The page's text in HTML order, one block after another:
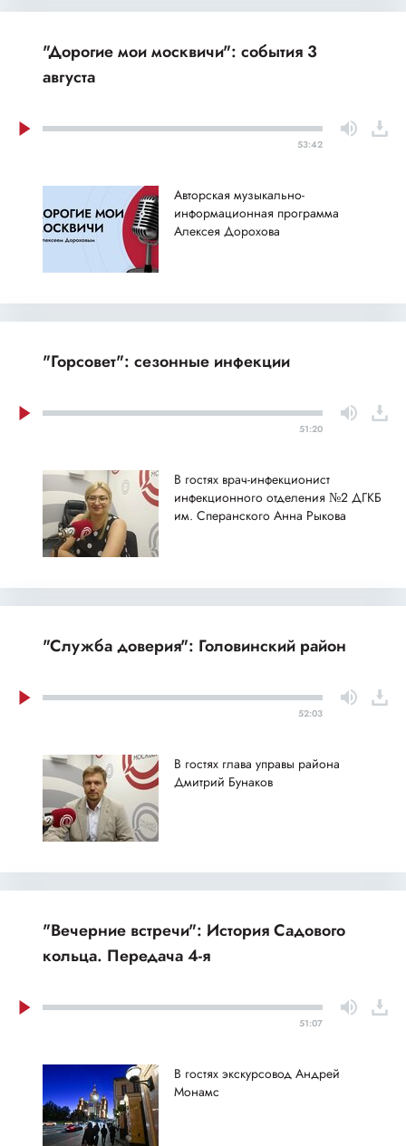
"Дорогие мои москвичи": события 3
августа
53:42
Авторская музыкально-
информационная программа
Алексея Дорохова
"Горсовет": сезонные инфекции
51:20
В гостях врач-инфекционист
инфекционного отделения №2 ДГКБ
им. Сперанского Анна Рыкова
"Служба доверия": Головинский район
52:03
В гостях глава управы района
Дмитрий Бунаков
"Вечерние встречи": История Садового
кольца. Передача 4-я
51:07
В гостях экскурсовод Андрей
Монамс